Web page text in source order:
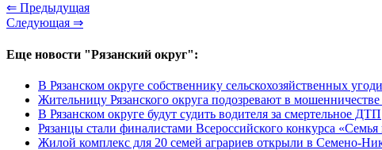
⇐ Предыдущая
Следующая ⇒
Еще новости "Рязанский округ":
В Рязанском округе собственнику сельскохозяйственных
Жительницу Рязанского округа подозревают в
В Рязанском округе будут судить водителя за смертельное ДТП
Рязанцы стали финалистами Всероссийского конкурса «Семья
Жилой комплекс для 20 семей аграриев открыли в Семено-